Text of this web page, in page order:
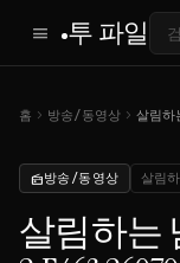
menu 투 파일
홈 chevron_right 방송/동영상 chevron_right 살림
radio방송/동영상 살림
살림하는